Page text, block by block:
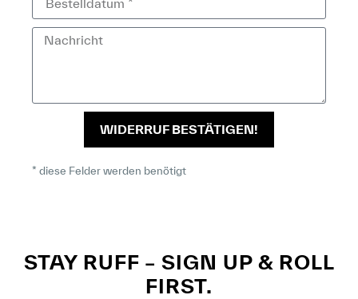
WIDERRUF BESTÄTIGEN!
* diese Felder werden benötigt
STAY RUFF – SIGN UP & ROLL
FIRST.